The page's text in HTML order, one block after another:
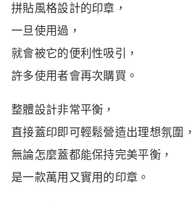
拼貼風格設計的印章，
一旦使用過，
就會被它的便利性吸引，
許多使用者會再次購買。
整體設計非常平衡，
直接蓋印即可輕鬆營造出理想氛圍，
無論怎麼蓋都能保持完美平衡，
是一款萬用又實用的印章。